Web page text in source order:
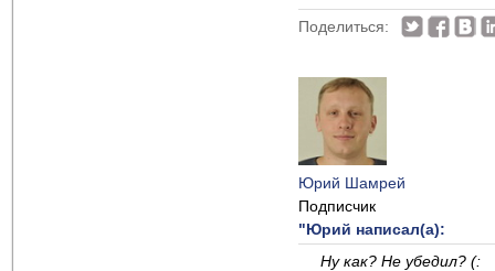
Поделиться:
Юрий Шамрей
Подписчик
"Юрий написал(а):
Ну как? Не убедил? (: